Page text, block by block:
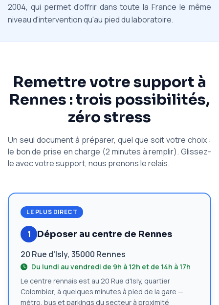
2004, qui permet d'offrir dans toute la France le même
niveau d'intervention qu'au pied du laboratoire.
Remettre votre support à
Rennes : trois possibilités,
zéro stress
Un seul document à préparer, quel que soit votre choix :
le bon de prise en charge (2 minutes à remplir). Glissez-
le avec votre support, nous prenons le relais.
LE PLUS DIRECT
1
Déposer au centre de Rennes
20 Rue d'Isly, 35000 Rennes
Du lundi au vendredi de 9h à 12h et de 14h à 17h
Le centre rennais est au 20 Rue d'Isly, quartier
Colombier, à quelques minutes à pied de la gare —
métro, bus et parkings du secteur à proximité